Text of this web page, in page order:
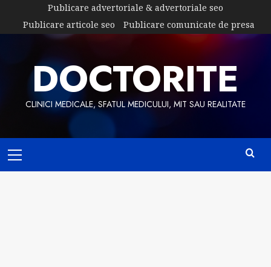
content
Publicare advertoriale & advertoriale seo
Publicare articole seo
Publicare comunicate de presa
DOCTORITE
CLINICI MEDICALE, SFATUL MEDICULUI, MIT SAU REALITATE
Menu